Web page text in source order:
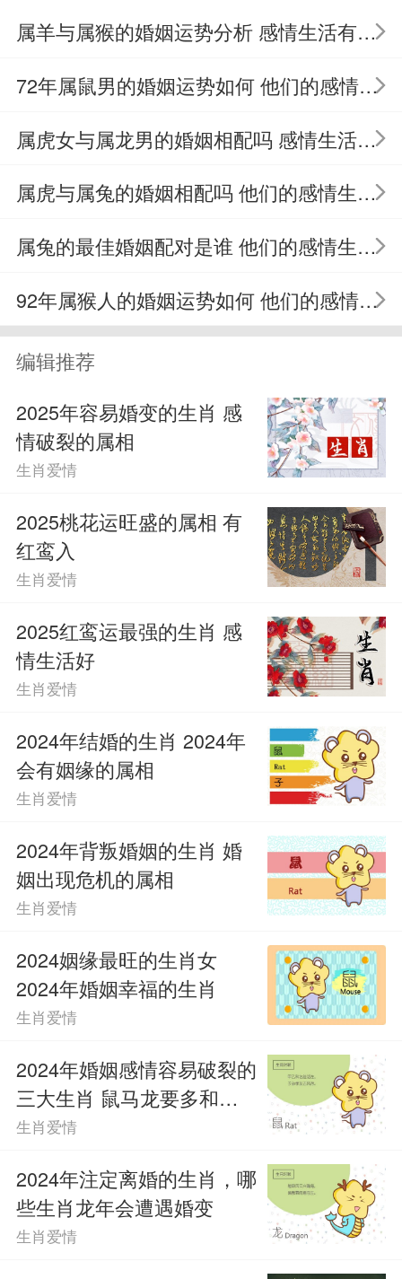
决过往的矛盾，步入婚姻殿堂。
属兔人：
对于属兔人来说，2025年将是缘分降
临、幸福美满的一年。受到吉星的眷顾，
属兔人的整体运势将呈现上升趋势，不仅
迎来美好时光。单身的属兔人将在亲朋好
友的介绍下，遇到与自己心灵契合的另一
半；而正在恋爱中的属兔人，则可以期待
与伴侣共同走向婚姻的殿堂。
2025年对于属狗人而言，是告别单
身、拥抱幸福的最佳时期。尽管过去在感
情路上遭遇过挫折，但在红鸾星的照耀
下，属狗人将重新找回对爱情的信心与勇
的偶遇，属狗人都有机会遇到让自己心动
的人，并与对方建立起深厚的感情联系。
属羊与属猴的婚姻运势分析 感情生活有何种变化
72年属鼠男的婚姻运势如何 他们的感情生活将有何种变化
属虎女与属龙男的婚姻相配吗 感情生活如何发展
属虎与属兔的婚姻相配吗 他们的感情生活将如何
属兔的最佳婚姻配对是谁 他们的感情生活将如何发展
92年属猴人的婚姻运势如何 他们的感情生活将有何种变化
编辑推荐
2025年容易婚变的生肖 感
情破裂的属相
生肖爱情
2025桃花运旺盛的属相 有
红鸾入
生肖爱情
2025红鸾运最强的生肖 感
情生活好
生肖爱情
2024年结婚的生肖 2024年
会有姻缘的属相
生肖爱情
2024年背叛婚姻的生肖 婚
姻出现危机的属相
生肖爱情
2024姻缘最旺的生肖女
2024年婚姻幸福的生肖
生肖爱情
2024年婚姻感情容易破裂的
三大生肖 鼠马龙要多和伴
侣沟通
生肖爱情
2024年注定离婚的生肖，哪
些生肖龙年会遭遇婚变
生肖爱情